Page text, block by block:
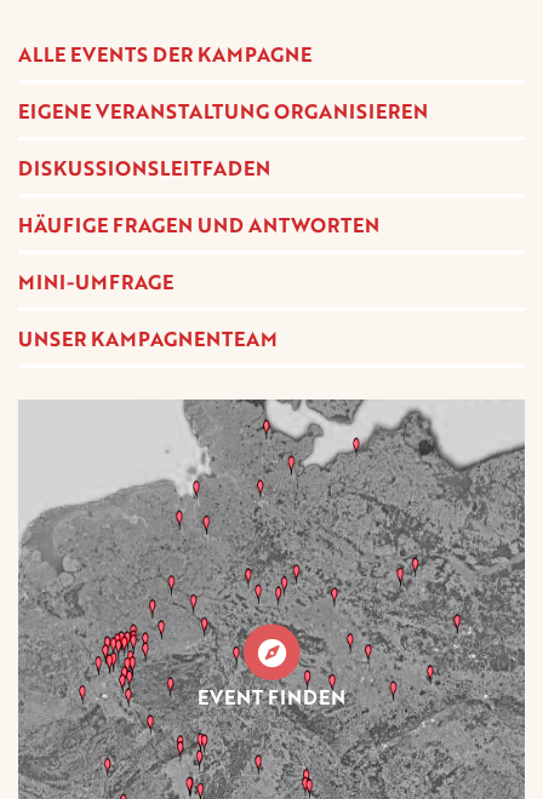
ALLE EVENTS DER KAMPAGNE
EIGENE VERANSTALTUNG ORGANISIEREN
DISKUSSIONSLEITFADEN
HÄUFIGE FRAGEN UND ANTWORTEN
MINI-UMFRAGE
UNSER KAMPAGNENTEAM
EVENT FINDEN